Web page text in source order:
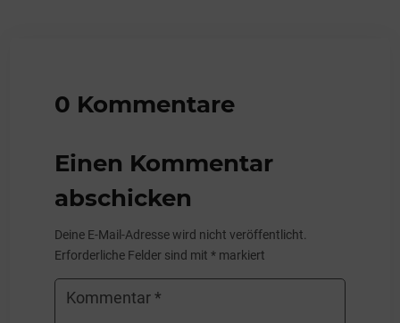
0 Kommentare
Einen Kommentar
abschicken
Deine E-Mail-Adresse wird nicht veröffentlicht.
Erforderliche Felder sind mit* markiert